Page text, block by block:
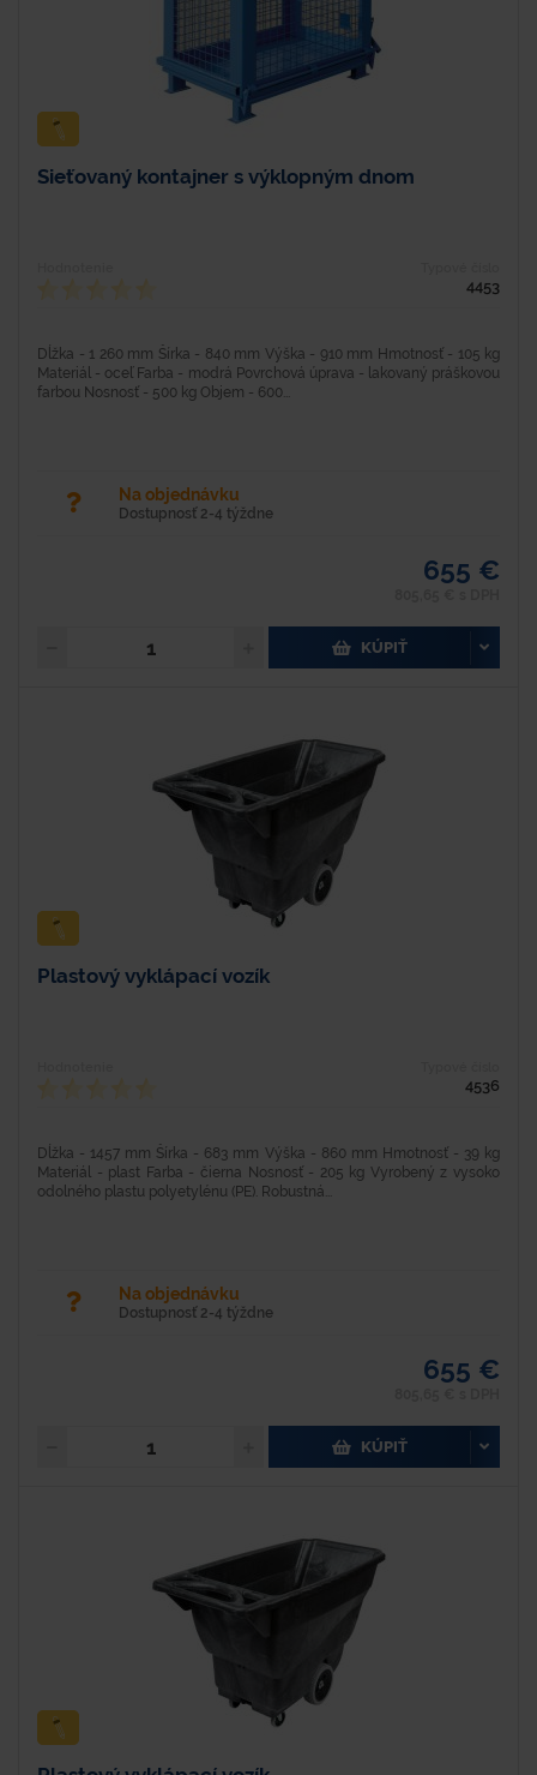
Sieťovaný kontajner s výklopným dnom
4453
Dĺžka - 1 260 mm Šírka - 840 mm Výška - 910 mm Hmotnosť - 105 kg
Materiál - oceľ Farba - modrá Povrchová úprava - lakovaný práškovou
farbou Nosnosť - 500 kg Objem - 600...
Na objednávku
Dostupnosť 2-4 týždne
655 €
KÚPIŤ
Plastový vyklápací vozík
4536
Dĺžka - 1457 mm Šírka - 683 mm Výška - 860 mm Hmotnosť - 39 kg
Materiál - plast Farba - čierna Nosnosť - 205 kg Vyrobený z vysoko
odolného plastu polyetylénu (PE). Robustná...
Na objednávku
Dostupnosť 2-4 týždne
655 €
KÚPIŤ